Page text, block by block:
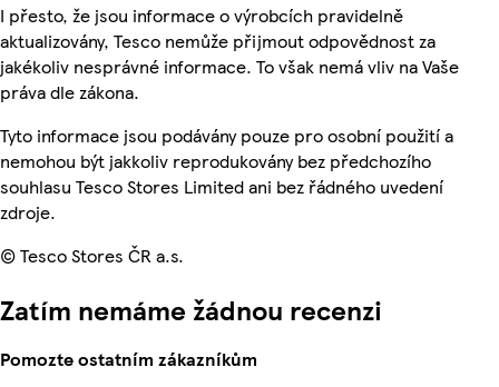
I přesto, že jsou informace o výrobcích pravidelně
aktualizovány, Tesco nemůže přijmout odpovědnost za
jakékoliv nesprávné informace. To však nemá vliv na Vaše
práva dle zákona.
Tyto informace jsou podávány pouze pro osobní použití a
nemohou být jakkoliv reprodukovány bez předchozího
souhlasu Tesco Stores Limited ani bez řádného uvedení
zdroje.
© Tesco Stores ČR a.s.
Zatím nemáme žádnou recenzi
Pomozte ostatním zákazníkům